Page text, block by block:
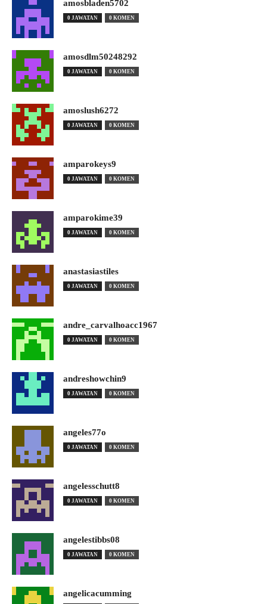
amosbladen5702
0 JAWATAN 0 KOMEN
amosdlm50248292
0 JAWATAN 0 KOMEN
amoslush6272
0 JAWATAN 0 KOMEN
amparokeys9
0 JAWATAN 0 KOMEN
amparokime39
0 JAWATAN 0 KOMEN
anastasiastiles
0 JAWATAN 0 KOMEN
andre_carvalhoacc1967
0 JAWATAN 0 KOMEN
andreshowchin9
0 JAWATAN 0 KOMEN
angeles77o
0 JAWATAN 0 KOMEN
angelesschutt8
0 JAWATAN 0 KOMEN
angelestibbs08
0 JAWATAN 0 KOMEN
angelicacumming